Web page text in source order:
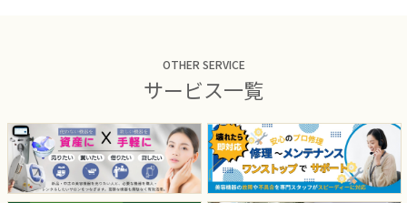
OTHER SERVICE
サービス一覧